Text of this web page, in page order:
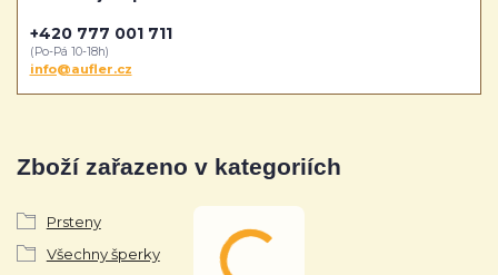
Zboží zařazeno v kategoriích
Prsteny
Všechny šperky
+420 777 001 711
(Po-Pá 10-18h)
info@aufler.cz